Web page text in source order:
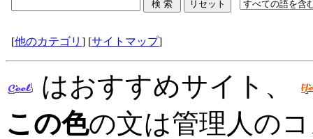
[他のカテゴリ ] [サイトマップ]
はおすすめサイト、
この色の文は管理人の